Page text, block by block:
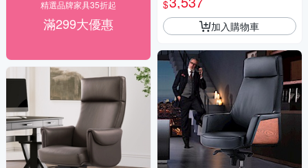
精選品牌家具35折起
滿299大優惠
$
加入購物車